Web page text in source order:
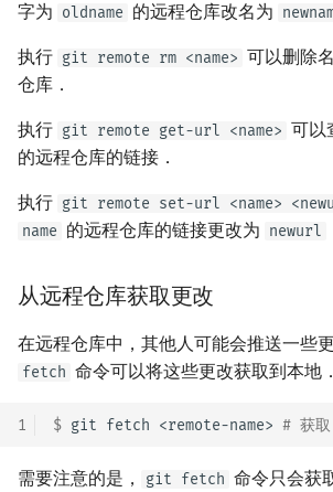
字为 oldname 的远程仓库改名为
执行 git remote rm <name> 可以删除
仓库．
执行 git remote get-url <name> 可以
的远程仓库的链接．
执行 git remote set-url <name>
name 的远程仓库的链接更改为 newurl
从远程仓库获取更改
在远程仓库中，其他人可能会推送一些
fetch 命令可以将这些更改获取到本地．
1 $ git fetch <remote-name> # 获
需要注意的是， git fetch 命令只会获